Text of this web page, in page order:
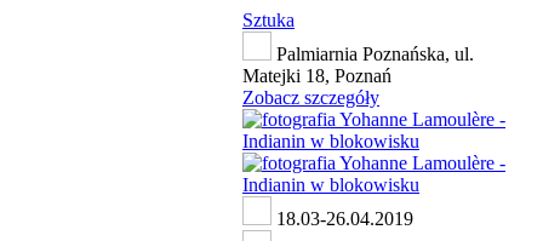
Sztuka
Palmiarnia Poznańska, ul.
Matejki 18, Poznań
Zobacz szczegóły
18.03-26.04.2019